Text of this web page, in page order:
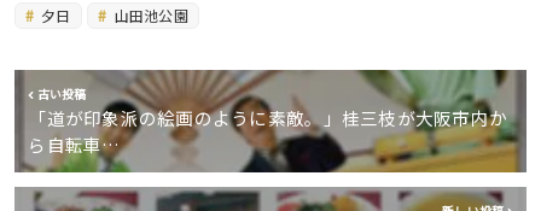
夕日 山田池公園
古い投稿
「道が印象派の絵画のように素敵。」桂三枝が大阪市内か
ら自転車…